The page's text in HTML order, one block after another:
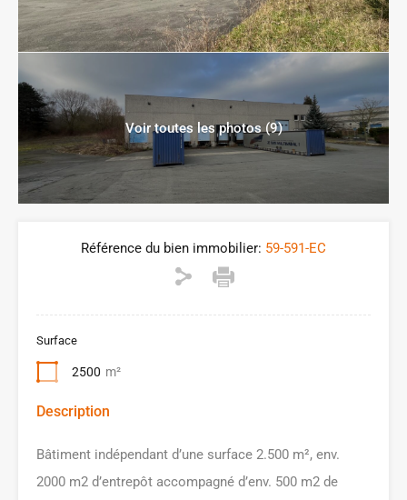
Voir toutes les photos (9)
Référence du bien immobilier: 59-591-EC
Surface
2500 m²
Description
Bâtiment indépendant d’une surface 2.500 m², env.
2000 m2 d’entrepôt accompagné d’env. 500 m2 de